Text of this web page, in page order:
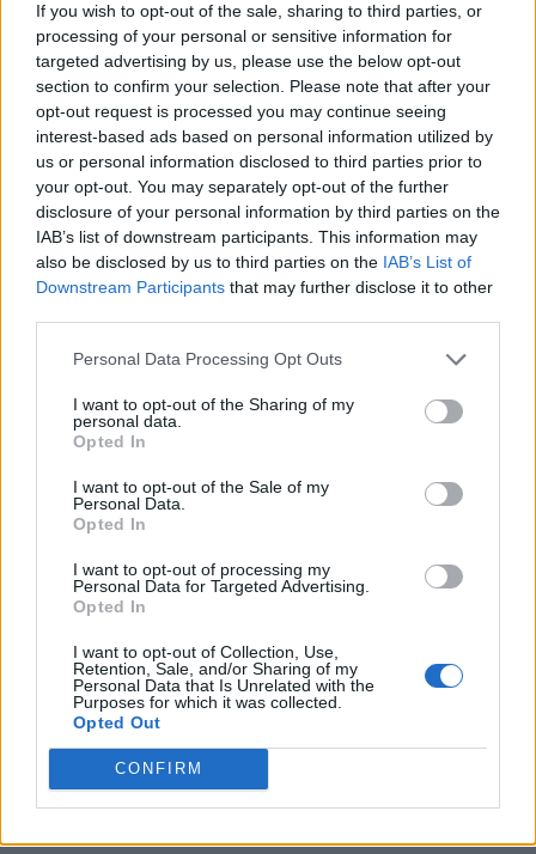
If you wish to opt-out of the sale, sharing to third parties, or
processing of your personal or sensitive information for
targeted advertising by us, please use the below opt-out
section to confirm your selection. Please note that after your
opt-out request is processed you may continue seeing
interest-based ads based on personal information utilized by
us or personal information disclosed to third parties prior to
your opt-out. You may separately opt-out of the further
disclosure of your personal information by third parties on the
IAB’s list of downstream participants. This information may
also be disclosed by us to third parties on the IAB’s List of
Downstream Participants that may further disclose it to other
Personal Data Processing Opt Outs
I want to opt-out of the Sharing of my
personal data.
Opted In
I want to opt-out of the Sale of my
Personal Data.
Opted In
I want to opt-out of processing my
Personal Data for Targeted Advertising.
Opted In
I want to opt-out of Collection, Use,
Retention, Sale, and/or Sharing of my
Personal Data that Is Unrelated with the
Purposes for which it was collected.
Opted Out
CONFIRM
PACE (Peia)
Acțiunea Conservatoare (Târziu)
PDF (Lazarus)
PUSL (D. Voiculescu)
PNȚCD (Pavelescu)
PNCR (Terheș)
Partidul Patrioților (Surugiu)
FAR (Coarnă)
România pe Primul Loc (Ponta)
Arhiva sondajelor
ad